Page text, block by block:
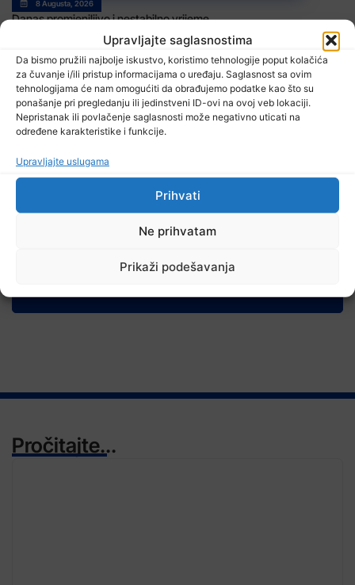
Upravljajte saglasnostima
Da bismo pružili najbolje iskustvo, koristimo tehnologije poput kolačića
za čuvanje i/ili pristup informacijama o uređaju. Saglasnost sa ovim
tehnologijama će nam omogućiti da obrađujemo podatke kao što su
ponašanje pri pregledanju ili jedinstveni ID-ovi na ovoj veb lokaciji.
Nepristanak ili povlačenje saglasnosti može negativno uticati na
određene karakteristike i funkcije.
Upravljajte uslugama
Prihvati
Ne prihvatam
Prikaži podešavanja
8 Augusta, 2026
Danas promjenjljivo i nestabilno vrijeme
7 Augusta, 2026
U Kalesiji u toku rekonstrukcija puteva
TV RASPORED
Pročitajte...